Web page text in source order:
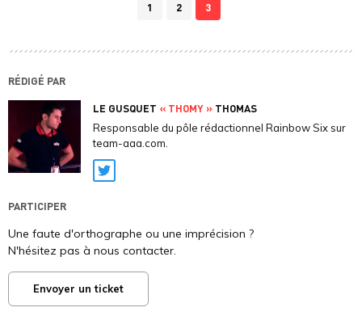
1 2 3
RÉDIGÉ PAR
LE GUSQUET « THOMY » THOMAS
Responsable du pôle rédactionnel Rainbow Six sur
team-aaa.com.
Twitter
PARTICIPER
Une faute d'orthographe ou une imprécision ?
N'hésitez pas à nous contacter.
Envoyer un ticket